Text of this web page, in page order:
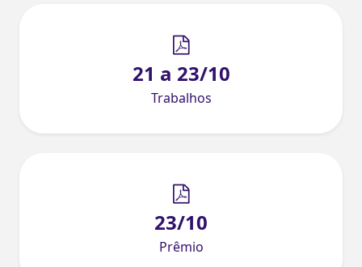
21 a 23/10
Trabalhos
23/10
Prêmio